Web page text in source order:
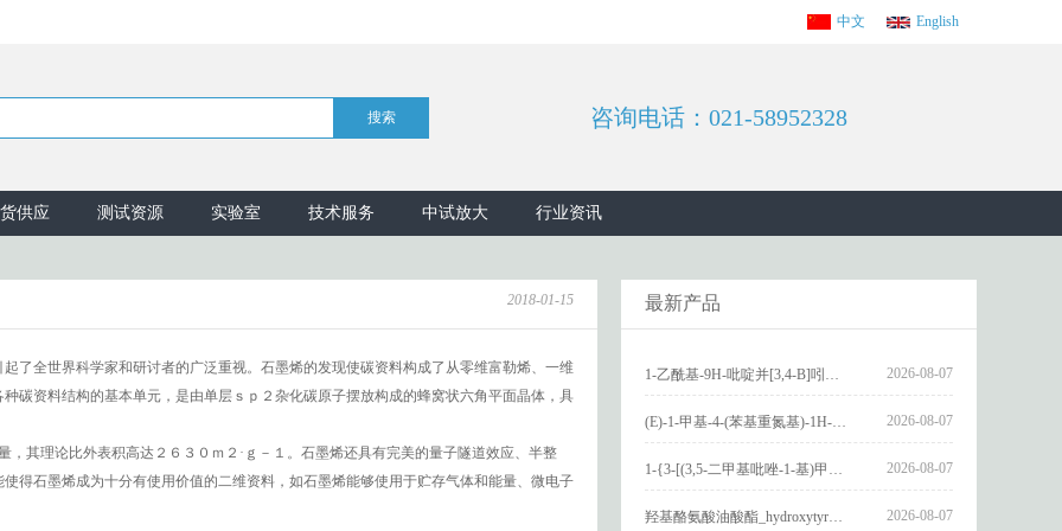
中文 English
咨询电话：021-58952328
供应 测试资源 实验室 技术服务 中试放大 行业资讯
2018-01-15
起了全世界科学家和研讨者的广泛重视。石墨烯的发现使碳资料构成了从零维富勒烯、一维
碳资料结构的基本单元，是由单层ｓｐ２杂化碳原子摆放构成的蜂窝状六角平面晶体，具
其理论比外表积高达２６３０ｍ２·ｇ－１。石墨烯还具有完美的量子隧道效应、半整
得石墨烯成为十分有使用价值的二维资料，如石墨烯能够使用于贮存气体和能量、微电子
最新产品
2026-08-07
2026-08-07
2026-08-07
2026-08-07